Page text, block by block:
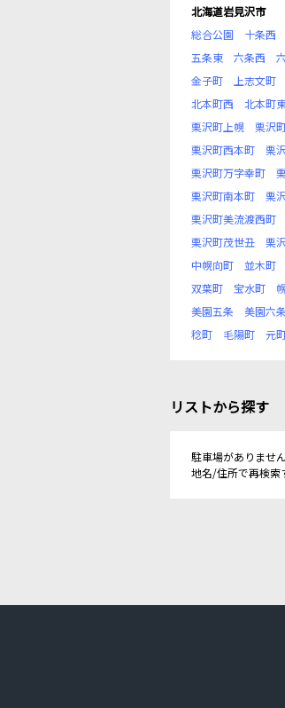
北海道岩見沢市
総合公園
十条西
五条東
六条西
金子町
上志文町
北本町西
北本町
栗沢町上幌
栗沢
栗沢町西本町
栗
栗沢町万字幸町
栗沢町南本町
栗
栗沢町美流渡西町
栗沢町茂世丑
栗
中幌向町
並木町
双葉町
宝水町
美園五条
美園六条
稔町
毛陽町 元
リストから探す
駐車場がありません
地名/住所で再検索